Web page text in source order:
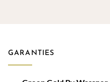
GARANTIES